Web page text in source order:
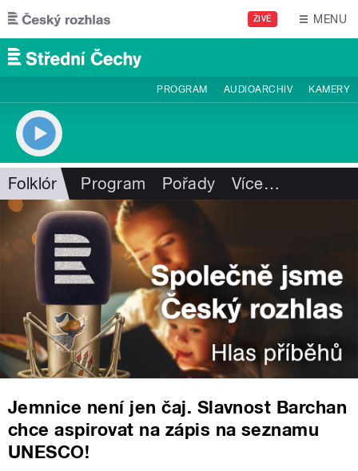
Přejít k hlavnímu obsahu
ŽIVĚ MENU
PROGRAM AUDIOARCHIV KAMERY
Folklór Program Pořady Více…
Jemnice není jen čaj. Slavnost Barchan
chce aspirovat na zápis na seznamu
UNESCO!